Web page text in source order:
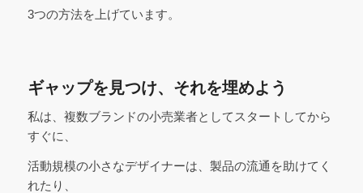
3つの方法を上げています。
ギャップを見つけ、それを埋めよう
私は、複数ブランドの小売業者としてスタートしてから
すぐに、
活動規模の小さなデザイナーは、製品の流通を助けてく
れたり、